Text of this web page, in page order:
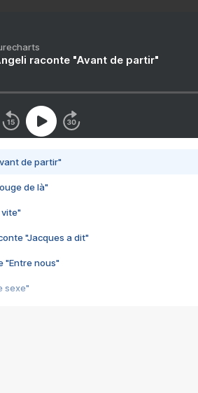
raconte "Avant de partir"
de partir"
de là"
vite"
"Jacques a dit"
"Entre nous"
sexe"